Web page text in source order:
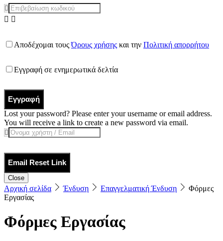
Αποδέχομαι τουςΌρους χρήσης και την Πολιτική απορρήτου
Εγγραφή σε ενημερωτικά δελτία
Εγγραφή
Lost your password? Please enter your username or email address.
You will receive a link to create a new password via email.
Email Reset Link
Close
Αρχική σελίδα Ένδυση Επαγγελματική Ένδυση
Φόρμες
Εργασίας
Φόρμες Εργασίας